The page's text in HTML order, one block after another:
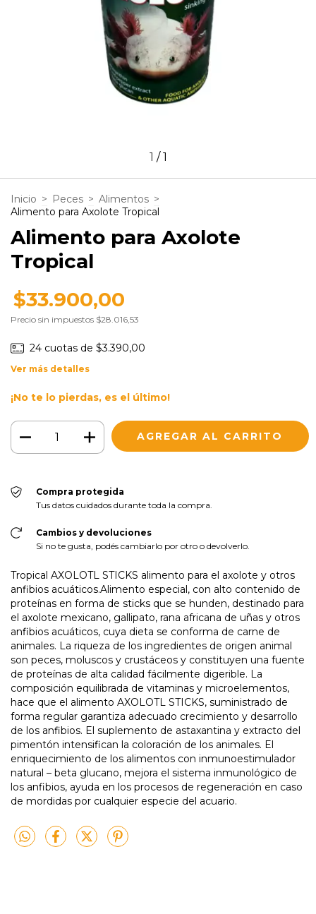
1 /1
Inicio > Peces > Alimentos >
Alimento para Axolote Tropical
Alimento para Axolote
Tropical
$33.900,00
Precio sin impuestos $28.016,53
24 cuotas de $3.390,00
Ver más detalles
¡No te lo pierdas, es el último!
Compra protegida
Tus datos cuidados durante toda la compra.
Cambios y devoluciones
Si no te gusta, podés cambiarlo por otro o devolverlo.
Tropical AXOLOTL STICKS alimento para el axolote y otros
anfibios acuáticos.Alimento especial, con alto contenido de
proteínas en forma de sticks que se hunden, destinado para
el axolote mexicano, gallipato, rana africana de uñas y otros
anfibios acuáticos, cuya dieta se conforma de carne de
animales. La riqueza de los ingredientes de origen animal
son peces, moluscos y crustáceos y constituyen una fuente
de proteínas de alta calidad fácilmente digerible. La
composición equilibrada de vitaminas y microelementos,
hace que el alimento AXOLOTL STICKS, suministrado de
forma regular garantiza adecuado crecimiento y desarrollo
de los anfibios. El suplemento de astaxantina y extracto del
pimentón intensifican la coloración de los animales. El
enriquecimiento de los alimentos con inmunoestimulador
natural – beta glucano, mejora el sistema inmunológico de
los anfibios, ayuda en los procesos de regeneración en caso
de mordidas por cualquier especie del acuario.